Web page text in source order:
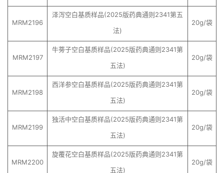
MRM2196
泽泻空白基质样品(2025版药典通则2341第五
法)
20g/袋
MRM2197
牛蒡子空白基质样品(2025版药典通则2341第
五法)
20g/袋
MRM2198
西洋参空白基质样品(2025版药典通则2341第
五法)
20g/袋
MRM2199
独活中空白基质样品(2025版药典通则2341第
五法)
20g/袋
MRM2200
旋覆花空白基质样品(2025版药典通则2341第
五法)
20g/袋